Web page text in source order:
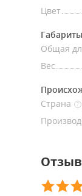
Цвет
Габариты
Общая
Вес
Страна
?